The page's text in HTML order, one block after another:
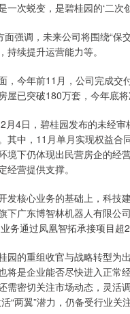
次蜕变，是碧桂园的‘二次
调，未来公司将围绕“保
续提升运营能力等。
今年前11月，公司完成交
屋已突破180万套，今年底将
4日，碧桂园发布的未经审
其中，11月单月实现权益
境下仍体现出民营房企的经
经营提供支撑。
核心业务的基础上，科技建
下广东博智林机器人有限公
务通过凤凰智拓承接项目超
的重组收官与战略转型为
将是企业能否尽快进入正常
需密切关注市场动态，灵活
“两翼”潜力，仍备受行业关注